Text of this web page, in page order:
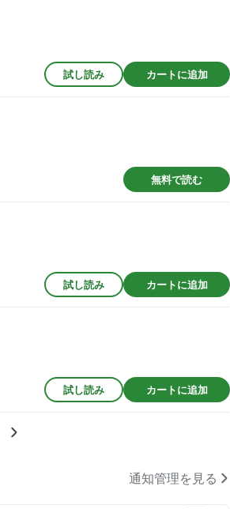
試し読み カートに追加
無料で読む
試し読み カートに追加
試し読み カートに追加
通知管理を見る